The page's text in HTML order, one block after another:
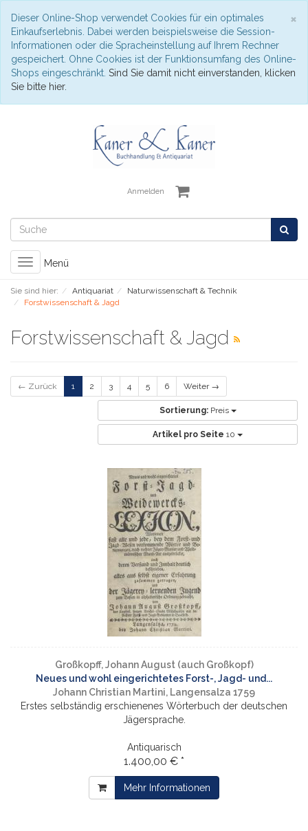
×
Dieser Online-Shop verwendet Cookies für ein optimales
Einkaufserlebnis. Dabei werden beispielsweise die Session-
Informationen oder die Spracheinstellung auf Ihrem Rechner
gespeichert. Ohne Cookies ist der Funktionsumfang des Online-
Shops eingeschränkt. Sind Sie damit nicht einverstanden, klicken
Sie bitte hier.
Anmelden
Toggle
navigation
Menü
Sie sind hier: Antiquariat
Naturwissenschaft & Technik
Forstwissenschaft & Jagd
Forstwissenschaft & Jagd
← Zurück 1 2 3 4 5 6 Weiter →
Sortierung: Preis
Artikel pro Seite 10
Großkopff, Johann August (auch Großkopf)
Neues und wohl eingerichtetes Forst-, Jagd- und...
Johann Christian Martini, Langensalza 1759
Erstes selbständig erschienenes Wörterbuch der deutschen
Jägersprache.
Antiquarisch
1.400,00 € *
Mehr Informationen